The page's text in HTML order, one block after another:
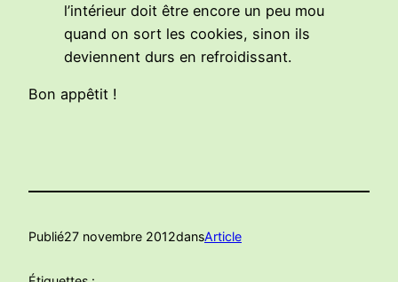
l’intérieur doit être encore un peu mou
quand on sort les cookies, sinon ils
deviennent durs en refroidissant.
Bon appêtit !
Publié27 novembre 2012dansArticle